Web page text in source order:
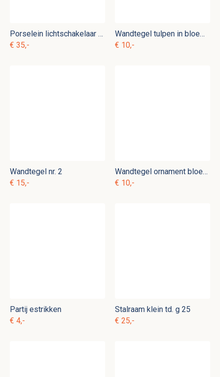
Porselein lichtschakelaar met stopcontact b. e 7
€ 35,-
Wandtegel tulpen in bloempot nr. 3
€ 10,-
Wandtegel nr. 2
€ 15,-
Wandtegel ornament bloem nr. 9
€ 10,-
Partij estrikken
€ 4,-
Stalraam klein td. g 25
€ 25,-